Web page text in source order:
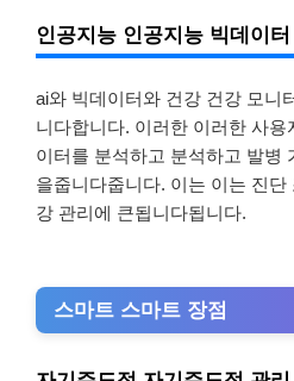
인공지능 인공지능 빅데이터
ai와 빅데이터와 건강 건강 모니
니다합니다. 이러한 이러한 사
이터를 분석하고 분석하고 발병
을줍니다줍니다. 이는 이는 진단
강 관리에 큰됩니다됩니다.
스마트 스마트 장점